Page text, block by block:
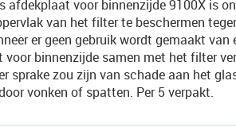
afdekplaat voor binnenzijde 9100X is
van het filter te beschermen
er geen gebruik wordt gemaakt van
voor binnenzijde samen met het filter
sprake zou zijn van schade aan het
vonken of spatten. Per 5 verpakt.